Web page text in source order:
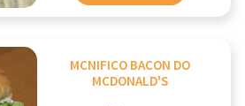
MCNIFICO BACON DO
MCDONALD'S